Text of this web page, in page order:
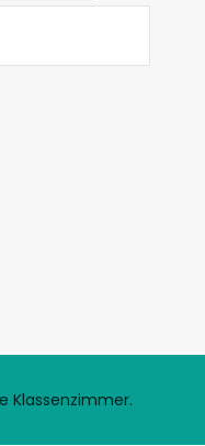
Klassenzimmer.